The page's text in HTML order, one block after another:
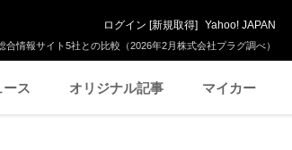
情報サイト5社との比較（2026年2月株式会社プラグ調べ）
ログイン [新規取得] Yahoo! JAPAN
ース オリジナル記事 マイカー